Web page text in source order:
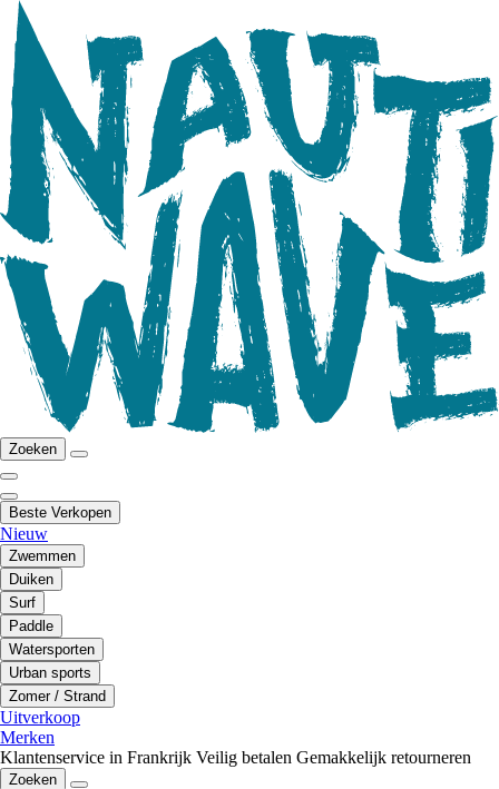
Zoeken
Beste Verkopen
Nieuw
Zwemmen
Duiken
Surf
Paddle
Watersporten
Urban sports
Zomer / Strand
Uitverkoop
Merken
Klantenservice in Frankrijk Veilig betalen Gemakkelijk retourneren
Zoeken